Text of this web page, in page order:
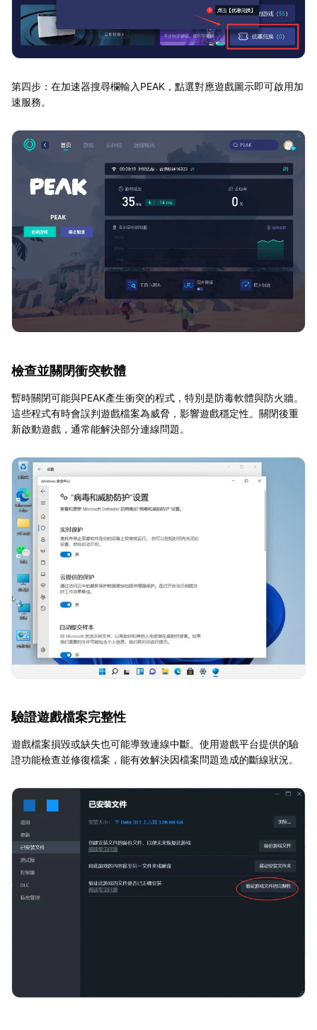
第四步：在加速器搜尋欄輸入PEAK，點選對應遊戲圖示即可啟用加
速服務。
檢查並關閉衝突軟體
暫時關閉可能與PEAK產生衝突的程式，特別是防毒軟體與防火牆。
這些程式有時會誤判遊戲檔案為威脅，影響遊戲穩定性。關閉後重
新啟動遊戲，通常能解決部分連線問題。
驗證遊戲檔案完整性
遊戲檔案損毀或缺失也可能導致連線中斷。使用遊戲平台提供的驗
證功能檢查並修復檔案，能有效解決因檔案問題造成的斷線狀況。